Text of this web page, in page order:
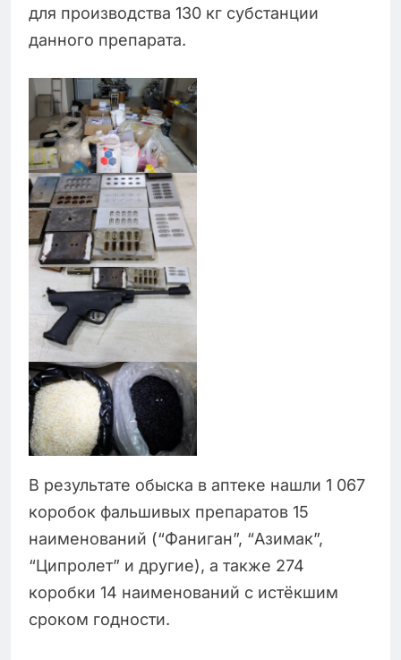
для производства 130 кг субстанции
данного препарата.
В результате обыска в аптеке нашли 1 067
коробок фальшивых препаратов 15
наименований (“Фаниган”, “Азимак”,
“Ципролет” и другие), а также 274
коробки 14 наименований с истёкшим
сроком годности.